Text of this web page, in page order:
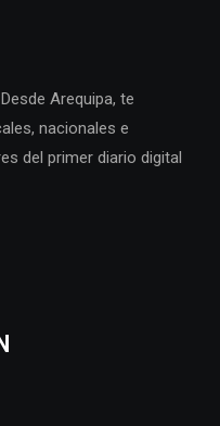
Arequipa, te
nacionales e
del primer diario digital